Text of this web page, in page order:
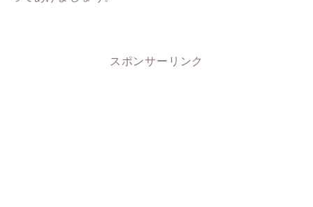
スポンサーリンク